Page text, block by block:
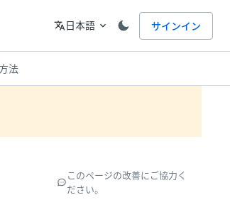
言語
translate日本語 expand_more サインイン
法
このページの改善にご協力く
ださい。